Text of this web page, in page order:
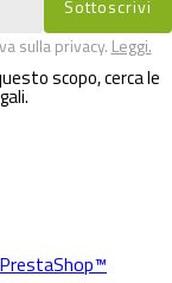
sulla privacy. Leggi.
scopo, cerca le